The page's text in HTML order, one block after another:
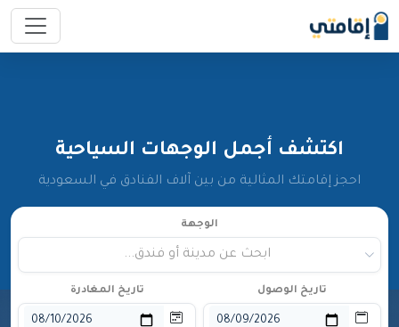
اكتشف أجمل الوجهات السياحية
احجز إقامتك المثالية من بين آلاف الفنادق في السعودية
الوجهة
ابحث عن مدينة أو فندق...
تاريخ الوصول تاريخ المغادرة